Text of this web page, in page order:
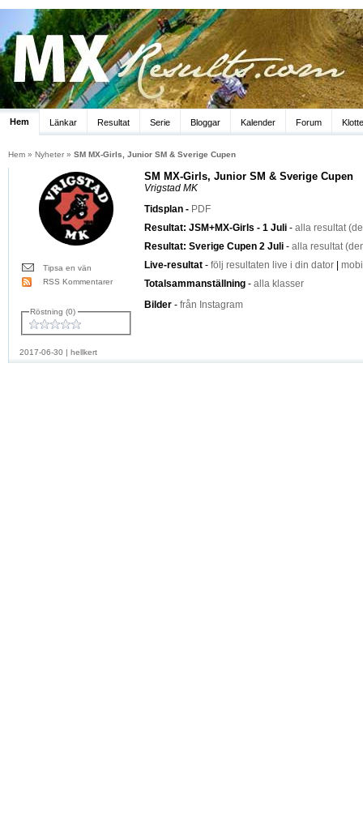
Hem Länkar Resultat Serie Bloggar Kalender Forum
Hem » Nyheter » SM MX-Girls, Junior SM & Sverige Cupen
Tipsa en vän
RSS Kommentarer
Röstning (0)
SM MX-Girls, Junior SM & Sverige Cupen
Vrigstad MK
Tidsplan - PDF
Resultat: JSM+MX-Girls - 1 Juli - alla resultat
Resultat: Sverige Cupen 2 Juli - alla resultat
Live-resultat - följ resultaten live i din dator |
Totalsammanställning - alla klasser
Bilder - från Instagram
2017-06-30 | hellkert